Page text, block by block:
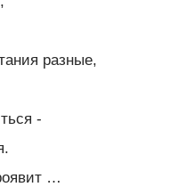
разные,
-
…